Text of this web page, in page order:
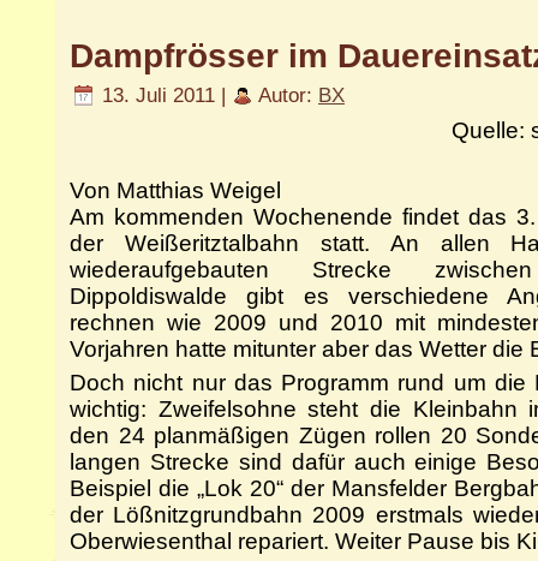
Dampfrösser im
13. Juli 2011 | Autor: BX
Quelle:
Von Matthias Weigel
Am kommenden Wochenende findet das
der Weißeritztalbahn statt. An allen
wiederaufgebauten Strecke
Dippoldiswalde gibt es verschiedene
rechnen wie 2009 und 2010 mit
Vorjahren hatte mitunter aber das Wetter die
Doch nicht nur das Programm rund um die
wichtig: Zweifelsohne steht die Kleinbahn
den 24 planmäßigen Zügen rollen 20
langen Strecke sind dafür auch einige
Beispiel die „Lok 20“ der Mansfelder
der Lößnitzgrundbahn 2009 erstmals
Oberwiesenthal repariert. Weiter Pause bis